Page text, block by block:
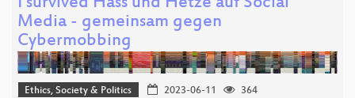
Media - gemeinsam gegen
Cybermobbing
Ethics, Society & Politics 2023-06-11
364